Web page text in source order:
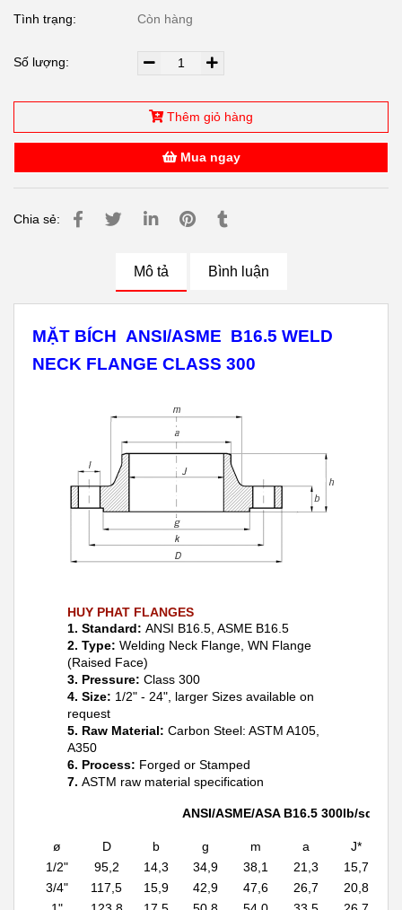
Tình trạng: Còn hàng
Số lượng:
Thêm giỏ hàng
Mua ngay
Chia sẻ:
Mô tả Bình luận
MẶT BÍCH ANSI/ASME B16.5 WELD
NECK FLANGE CLASS 300
HUY PHAT FLANGES
1. Standard: ANSI B16.5, ASME B16.5
2. Type: Welding Neck Flange, WN Flange
(Raised Face)
3. Pressure: Class 300
4. Size: 1/2" - 24", larger Sizes available on
request
5. Raw Material: Carbon Steel: ASTM A105,
A350
6. Process: Forged or Stamped
7. ASTM raw material specification
ANSI/ASME/ASA B16.5 300lb/sq.in.
ø D b g m a
J*
1/2"
95,2 14,3 34,9 38,1 21,3 15,7
3/4"
117,5 15,9 42,9 47,6 26,7 20,8